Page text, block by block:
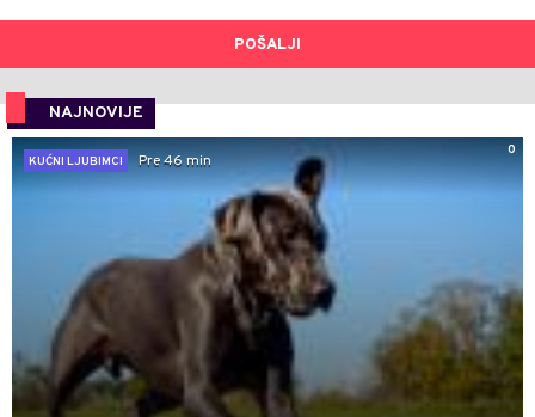
POŠALJI
NAJNOVIJE
0
KUĆNI LJUBIMCI
Pre 46 min